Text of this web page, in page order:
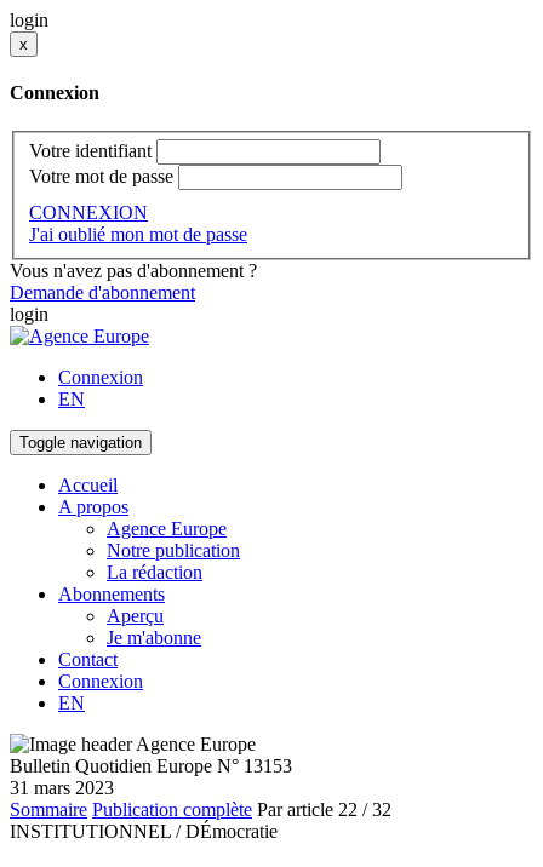
login
x
Connexion
Votre identifiant
Votre mot de passe
CONNEXION
J'ai oublié mon mot de passe
Vous n'avez pas d'abonnement ?
Demande d'abonnement
login
Connexion
EN
Toggle navigation
Accueil
A propos
Agence Europe
Notre publication
La rédaction
Abonnements
Aperçu
Je m'abonne
Contact
Connexion
EN
Bulletin Quotidien Europe N° 13153
31 mars 2023
Sommaire Publication complète Par article 22 / 32
INSTITUTIONNEL / DÉmocratie